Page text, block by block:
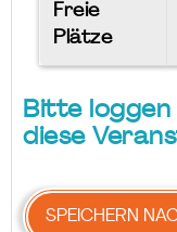
Freie
Plätze
Bitte loggen
diese
SPEICHERN